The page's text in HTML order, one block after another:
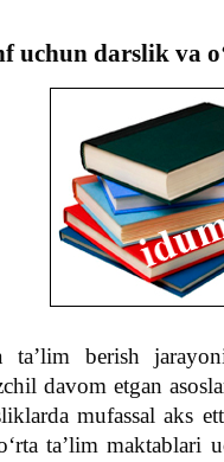
uchun darslik va
ta’lim berish
davom etgan
mufassal aks
ta’lim maktablari